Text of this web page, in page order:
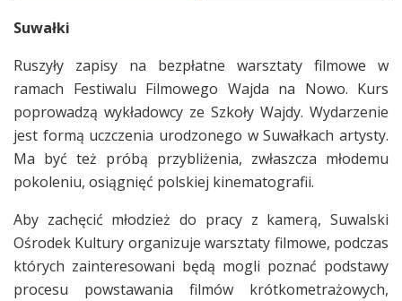
Suwałki
Ruszyły zapisy na bezpłatne warsztaty filmowe w
ramach Festiwalu Filmowego Wajda na Nowo. Kurs
poprowadzą wykładowcy ze Szkoły Wajdy. Wydarzenie
jest formą uczczenia urodzonego w Suwałkach artysty.
Ma być też próbą przybliżenia, zwłaszcza młodemu
pokoleniu, osiągnięć polskiej kinematografii.
Aby zachęcić młodzież do pracy z kamerą, Suwalski
Ośrodek Kultury organizuje warsztaty filmowe, podczas
których zainteresowani będą mogli poznać podstawy
procesu powstawania filmów krótkometrażowych,